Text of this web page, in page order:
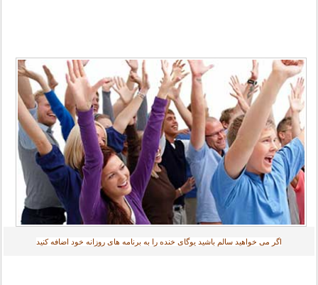
اگر می خواهید سالم باشید یوگای خنده را به برنامه های روزانه خود اضافه کنید